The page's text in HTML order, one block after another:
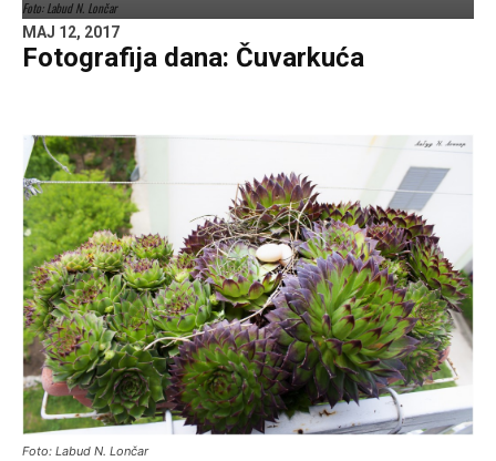
Foto: Labud N. Lončar
MAJ 12, 2017
Fotografija dana: Čuvarkuća
Foto: Labud N. Lončar